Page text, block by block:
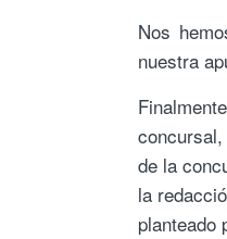
Nos
nuestra
de la
la
planteado